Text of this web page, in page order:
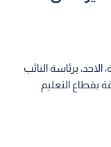
الاحد، برئاسة النائب
بقطاع التعليم.